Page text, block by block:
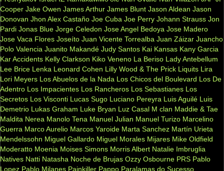
Cooper Jake Owen James Arthur James Blunt Jason Aldean Jason
Donovan Jhon Alex Castaño Joe Cuba Joe Perry Johann Strauss Jon
Pardi Jonas Blue Jorge Celedon Jose Angel Bedoya Jose Madero
Jose Vaca Flores Joseíto Juan Vicente Torrealba Juan Záizar Juancho
Polo Valencia Juanito Makandé Judy Santos Kai Kansas Kany Garcia
Kar Accidents Kelly Clarkson Kiko Veneno La Beriso Lady Antebellum
Lee Brice Lenka Leonard Cohen Lilly Wood & The Prick Liquits Lira
Lori Meyers Los Abuelos de la Nada Los Chicos del Boulevard Los De
Adentro Los Impacientes Los Rancheros Los Sebastianes Los
Secretos Los Visconti Lucas Sugo Luciano Pereyra Luis Aguilé Luis
Demetrio Lukas Graham Luke Bryan Luz Casal M clan Maddie & Tae
Maldita Nerea Manolo Tena Manuel Julian Manuel Turizo Marcelino
Guerra Marco Aurelio Marcos Yaroide Marta Sanchez Martín Urieta
Mendelssohn Miguel Gallardo Miguel Morales Mijares Mike Oldfield
Moderatto Moenia Moises Simons Morris Albert Natalie Imbruglia
Natives Natti Natasha Noche de Brujas Ozzy Osbourne PRS Pablo
Lopez Pablo Milanes Painkiller Pappo Paralamas do Sucesso